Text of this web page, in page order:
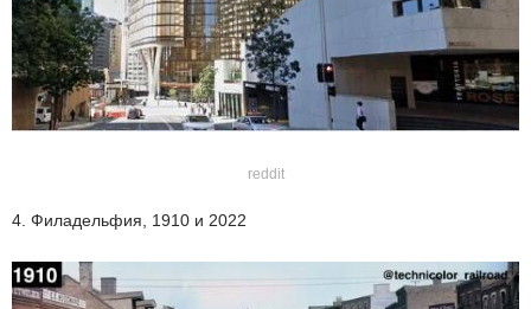
reddit
4. Филадельфия, 1910 и 2022